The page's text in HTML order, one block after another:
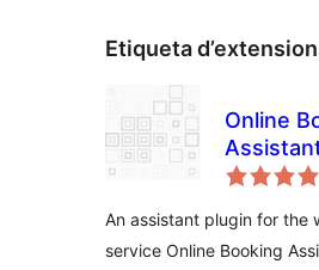
Etiqueta
Online
An assistant plugin for the
service Online Booking